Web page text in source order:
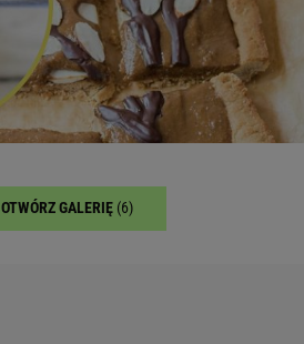
OTWÓRZ GALERIĘ (6)